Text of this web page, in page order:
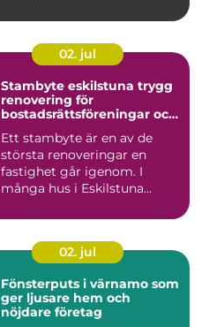
02. jul
Stambyte eskilstuna trygg
renovering för
bostadsrättsföreningar och
Ett stambyte är en av de
största renoveringar en
fastighet går igenom. I
många hus i Eskilstuna
02. jul
Fönsterputs i värnamo som
ger ljusare hem och
nöjdare företag